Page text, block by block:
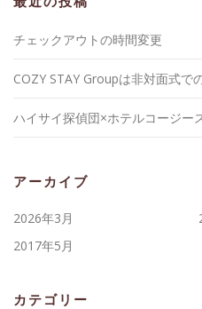
チェックアウトの時間変更
COZY STAY Groupは非対面式で
ハイサイ探偵団×ホテルコージー
アーカイブ
2026年3月
2017年5月
カテゴリー